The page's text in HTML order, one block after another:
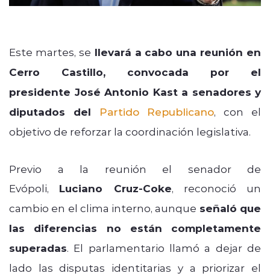
Este martes, se llevará a cabo una reunión en
Cerro Castillo, convocada por el
presidente José Antonio Kast a senadores y
diputados del
Partido Republicano, con el
objetivo de reforzar la coordinación legislativa.
Previo a la reunión el senador de
Evópoli, Luciano Cruz-Coke, reconoció un
cambio en el clima interno, aunque señaló que
las diferencias no están completamente
superadas. El parlamentario llamó a dejar de
lado las disputas identitarias y a priorizar el